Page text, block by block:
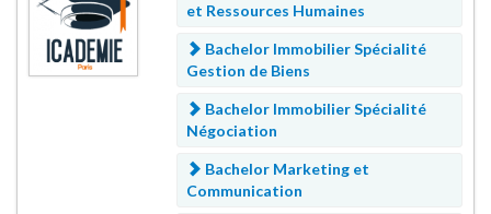
et Ressources Humaines
Bachelor Immobilier Spécialité
Gestion de Biens
Bachelor Immobilier Spécialité
Négociation
Bachelor Marketing et
Communication